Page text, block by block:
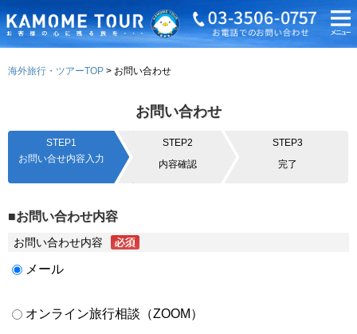
海外旅行・ツアーTOP お問い合わせ
お問い合わせ
STEP1
お問い合せ内容入力
STEP2
内容確認
STEP3
完了
■お問い合わせ内容
お問い合わせ内容
メール
オンライン旅行相談（ZOOM）